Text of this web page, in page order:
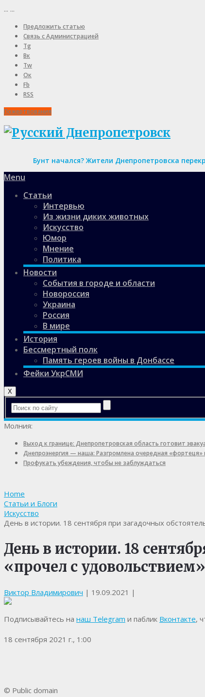
... ...
Предложить статью
Связь с Администрацией
Tg
Вк
Tw
Ок
Fb
RSS
Пожертвования
Бунт начался? Жители Днепропетровска
Menu
Статьи
Интервью
Из жизни диких животных
Искусство
Юмор
Мнение
Политика
Новости
События в городе и области
Новороссия
Украина
Россия
В мире
История
Бессмертный полк
Память героев войны в Донбассе
Фейки УкрСМИ
X
Молния:
Выход к границе: Днепропетровская область готовит
Днепроэнергия — наша: Разгромлена очередная
Профукать убеждения, чтобы не заблуждаться
Home
Статьи и Блоги
Искусство
День в истории. 18 сентября при загадочных
День в истории. 18
«прочел с
Виктор Владимирович | 19.09.2021 |
Подписывайтесь на наш Telegram и паблик Вконтакте,
18 сентября 2021 г., 1:00
© Public domain